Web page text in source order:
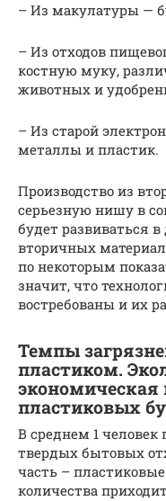
– Из макулатуры —
– Из отходов
костную муку,
животных и
– Из старой
металлы и пластик.
Производство из
серьезную нишу в
будет развиваться
вторичных
по некоторым
значит, что
востребованы и их
Темпы
пластиком.
экономическая
пластиковых
В среднем 1 человек
твердых бытовых
часть –
количества